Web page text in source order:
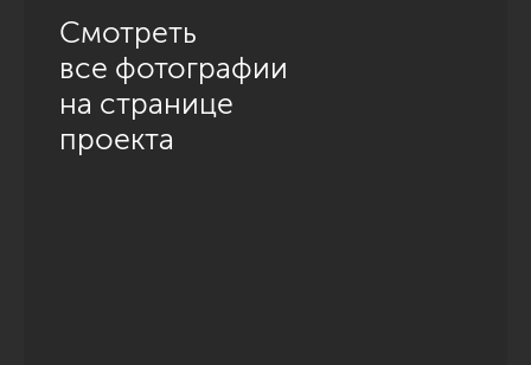
Смотреть
все фотографии
на странице
проекта